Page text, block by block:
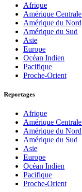
Afrique
Amérique
Amérique du Nord
Amérique du Sud
Asie
Europe
Océan Indien
Pacifique
Proche-Orient
Reportages
Afrique
Amérique
Amérique du Nord
Amérique du Sud
Asie
Europe
Océan Indien
Pacifique
Proche-Orient